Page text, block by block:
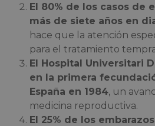
El 80% de los casos de
más de siete años en
hace que la atención
para el tratamiento
El Hospital Universitari
en la primera
España en 1984, un
medicina reproductiva.
El 25% de los